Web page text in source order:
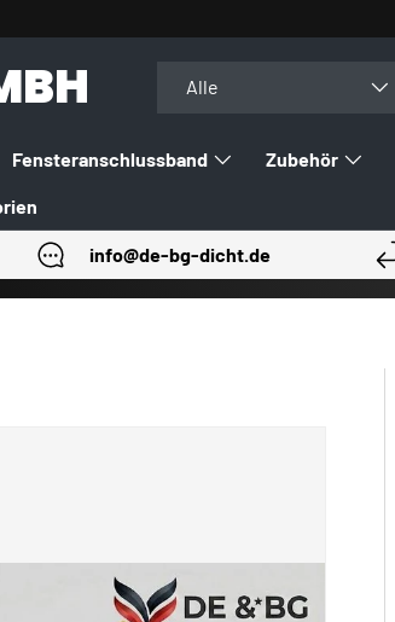
Alle
Fensteranschlussband Zubehör
info@de-bg-dicht.de